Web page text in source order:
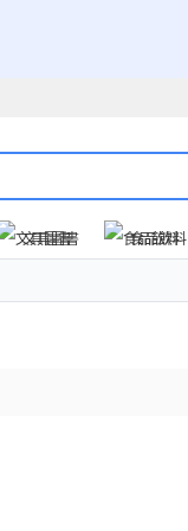
文具圖書
食品飲料